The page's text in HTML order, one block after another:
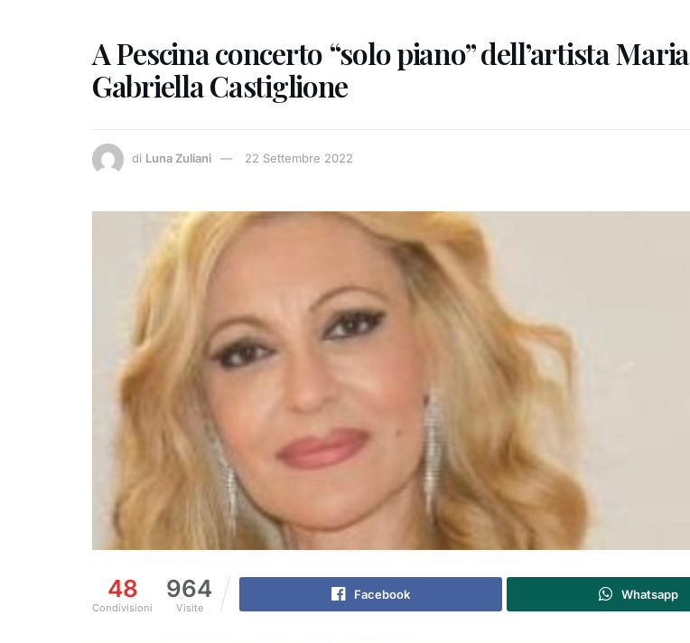
A Pescina concerto “solo piano” dell’artista Maria
Gabriella Castiglione
di Luna Zuliani 22 Settembre 2022
48
Condivisioni
964
Visite
Facebook Whatsapp